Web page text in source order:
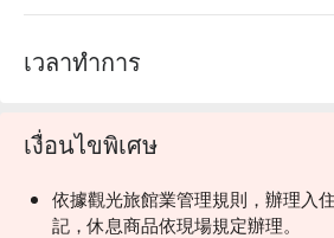
เวลาทำการ
เงื่อนไขพิเศษ
依據觀光旅館業管理規則，辦理入
記，休息商品依現場規定辦理。